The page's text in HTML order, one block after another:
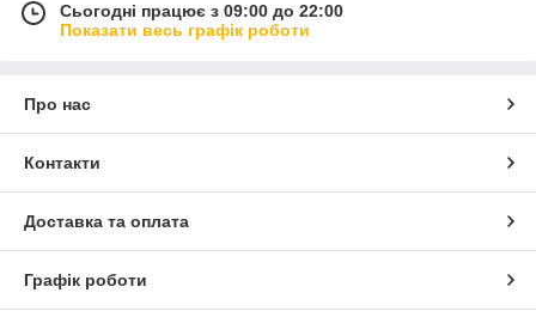
Сьогодні працює з 09:00 до 22:00
Показати весь графік роботи
Про нас
Контакти
Доставка та оплата
Графік роботи